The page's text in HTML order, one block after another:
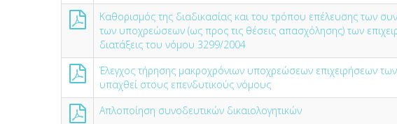
Καθορισμός της διαδικασίας και του τρόπου επέλευσης των
των υποχρεώσεων (ως προς τις θέσεις απασχόλησης) των
διατάξεις του νόμου 3299/2004
Έλεγχος τήρησης μακροχρόνιων υποχρεώσεων επιχειρήσεων
υπαχθεί στους επενδυτικούς νόμους
Απλοποίηση συνοδευτικών δικαιολογητικών